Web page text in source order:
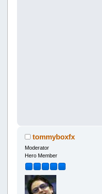
tommyboxfx
Moderator
Hero Member